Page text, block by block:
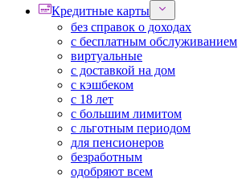
Кредитные карты
без справок о доходах
с бесплатным обслуживанием
виртуальные
с доставкой на дом
с кэшбеком
с 18 лет
с большим лимитом
с льготным периодом
для пенсионеров
безработным
одобряют всем